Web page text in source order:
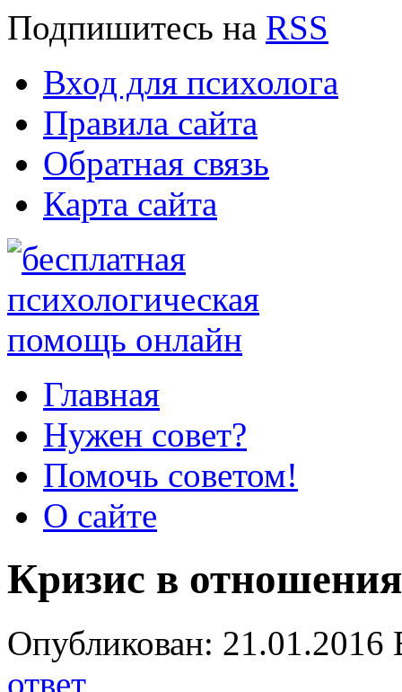
Подпишитесь на RSS
Вход для психолога
Правила сайта
Обратная связь
Карта сайта
Главная
Нужен совет?
Помочь советом!
О сайте
Кризис в
Опубликован:
ответ